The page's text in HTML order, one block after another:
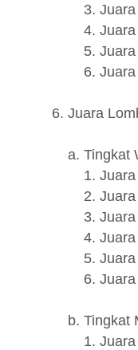
3. Juara 3
4. Juara
5. Juara
6. Juara
6. Juara
a. Tingkat
1. Juara 1
2. Juara 2
3. Juara 3
4. Juara
5. Juara
6. Juara
b. Tingkat
1. Juara 1